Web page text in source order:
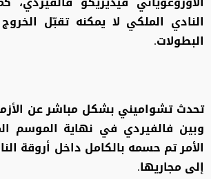
النادي الملكي لا يمكنه تقبّل
البطولات.
تحدث تشواميني بشكل مباشر عن
وبين فالفيردي في نهاية الموسم
الأمر تم حسمه بالكامل داخل أروقة
إلى مجاريها.